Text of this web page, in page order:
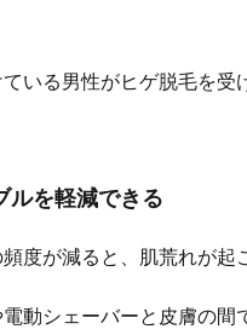
いる男性がヒゲ脱毛を受
ルを軽減できる
度が減ると、肌荒れが起
動シェーバーと皮膚の